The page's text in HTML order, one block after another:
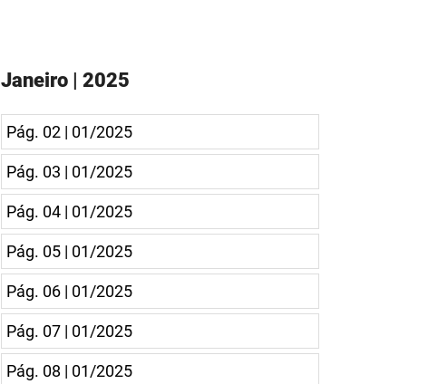
Janeiro | 2025
Pág. 02 | 01/2025
Pág. 03 | 01/2025
Pág. 04 | 01/2025
Pág. 05 | 01/2025
Pág. 06 | 01/2025
Pág. 07 | 01/2025
Pág. 08 | 01/2025